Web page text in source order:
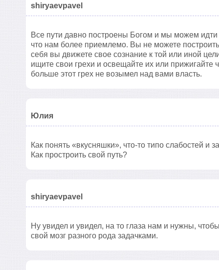
shiryaevpavel
Все пути давно построены Богом и мы можем
что нам более приемлемо. Вы не можете
себя вы движете свое сознание к той или иной
ищите свои грехи и освещайте их или
больше этот грех не возымел над вами власть.
Юлия
Как понять «вкусняшки», что-то типо слабостей и
Как простроить свой путь?
shiryaevpavel
Ну увидел и увидел, на то глаза нам и нужны,
свой мозг разного рода задачками.